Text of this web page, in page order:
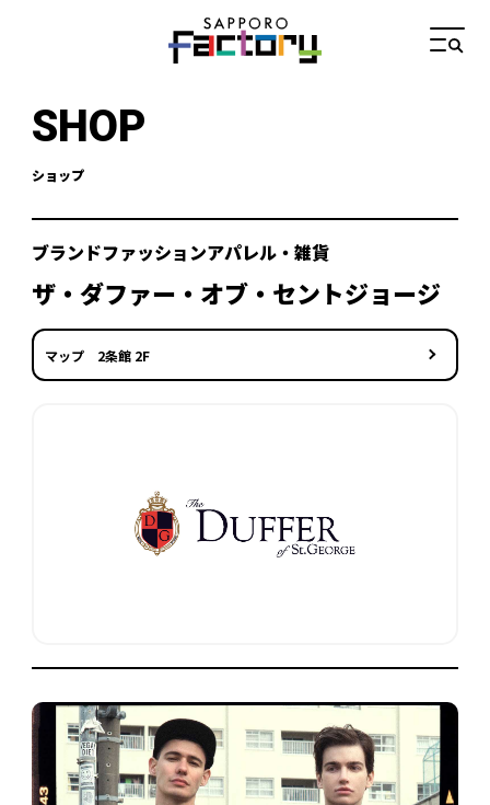
SHOP
ショップ
ブランドファッションアパレル・雑貨
ザ・ダファー・オブ・セントジョージ
マップ 2条館 2F